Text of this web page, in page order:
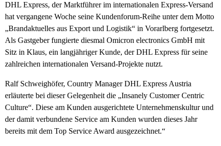
DHL Express, der Marktführer im internationalen Express-Versand
hat vergangene Woche seine Kundenforum-Reihe unter dem Motto
„Brandaktuelles aus Export und Logistik“ in Vorarlberg fortgesetzt.
Als Gastgeber fungierte diesmal Omicron electronics GmbH mit
Sitz in Klaus, ein langjähriger Kunde, der DHL Express für seine
zahlreichen internationalen Versand-Projekte nutzt.
Ralf Schweighöfer, Country Manager DHL Express Austria
erläuterte bei dieser Gelegenheit die „Insanely Customer Centric
Culture“. Diese am Kunden ausgerichtete Unternehmenskultur und
der damit verbundene Service am Kunden wurden dieses Jahr
bereits mit dem Top Service Award ausgezeichnet.“